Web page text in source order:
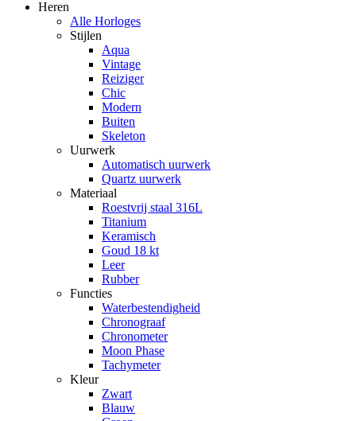
Heren
Alle Horloges
Stijlen
Aqua
Vintage
Reiziger
Chic
Modern
Buiten
Skeleton
Uurwerk
Automatisch uurwerk
Quartz uurwerk
Materiaal
Roestvrij staal 316L
Titanium
Keramisch
Goud 18 kt
Leer
Rubber
Functies
Waterbestendigheid
Chronograaf
Chronometer
Moon Phase
Tachymeter
Kleur
Zwart
Blauw